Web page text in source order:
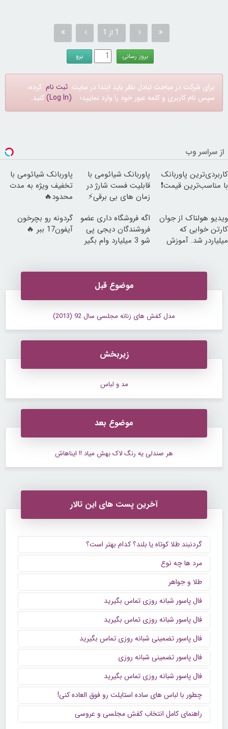
1 از 1
برای شرکت در مباحث تبادل نظر باید ابتدا در سایت ثبت نام کرده،
سپس نام کاربری و کلمه عبور خود را وارد نمایید؛ (Log In) کنید.
از سراسر وب
کاربردی‌ترین پاوربانک
با مناسب‌ترین قیمت❗
پاوربانک شیائومی با
قابلیت فست شارژ در
زمان های بی برقی⚡
پاوربانک شیائومی با
تخفیف ویژه به مدت
محدود🔥
ویدیو هولناک از جوان
کارتن خوابی که
میلیاردر شد. آموزش
اگه فروشگاه داری عضو
فروشندگان دیجی پی
شو 3 میلیارد وام بگیر
گردونه رو بچرخون
آیفون17 ببر 🔥
موضوع قبل
مدل کفش های زنانه مجلسی سال 92 (2013)
زیربخش
مد و لباس
موضوع بعد
هر صندلی یه رنگ لاک بهش میاد !! ایناهاش
آخرین پست های این تالار
گردنبند طلا کوتاه یا بلند؟ کدام بهتر است؟
مرد ها چه نوع
طلا و جواهر
فال پاسور شبانه روزی تماس بگیرید
فال پاسور شبانه روزی تماس بگیرید
فال پاسور تضمینی شبانه روزی تماس بگیرید
فال پاسور تضمینی شبانه روزی
فال پاسور شبانه روزی تماس بگیرید
چطور با لباس های ساده استایلت رو فوق العاده کنی!
راهنمای کامل انتخاب کفش مجلسی و عروسی